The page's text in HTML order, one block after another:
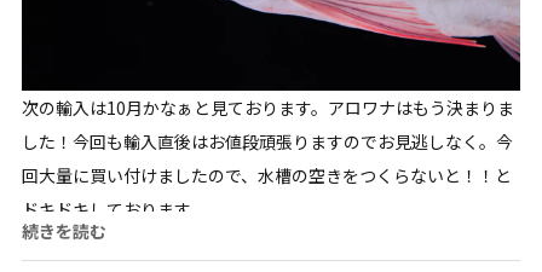
次の輸入は10月かなぁと見ております。アロワナはもう決まりま
した！今回も輸入直後はお値段頑張りますのでお見逃しなく。今
回大量に買い付けましたので、水槽の空きをつくらないと！！と
ドキドキしております。...
続きを読む